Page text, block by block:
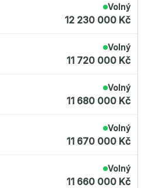
Volný
12 230 000 Kč
Volný
11 720 000 Kč
Volný
11 680 000 Kč
Volný
11 670 000 Kč
Volný
11 660 000 Kč